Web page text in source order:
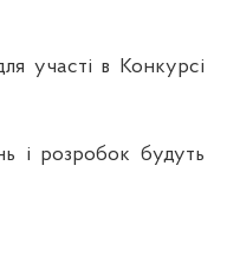
участі в Конкурсі
і розробок будуть